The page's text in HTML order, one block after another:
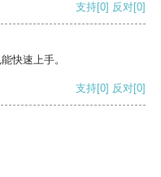
支持[0] 反对[0]
快速上手。
支持[0] 反对[0]